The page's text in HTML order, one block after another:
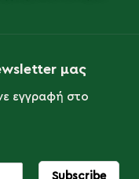
μας
εγγραφή στο